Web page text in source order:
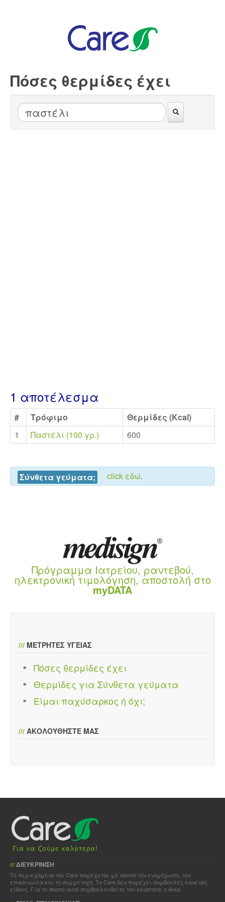
Πόσες θερμίδες έχει
1 αποτέλεσμα
# Τρόφιμο
Θερμίδες (Kcal)
1
Παστέλι (100 γρ.) 600
Σύνθετα γεύματα; click εδώ.
Πρόγραμμα Ιατρείου, ραντεβού,
ηλεκτρονική τιμολόγηση, αποστολή στο
myDATA
/// ΜΕΤΡΗΤΕΣ ΥΓΕΙΑΣ
Πόσες θερμίδες έχει
Θερμίδες για Σύνθετα γεύματα
Είμαι παχύσαρκος ή όχι;
/// ΑΚΟΛΟΥΘΗΣΤΕ ΜΑΣ
/// ΔΙΕΥΚΡΙΝΙΣΗ
Το περιεχόμενο του Care παρέχεται με σκοπό την ενημέρωση, την
επικοινωνία και τη συμμετοχή. Το Care δεν παρέχει συμβουλές κανενός
είδους. Για το σκοπό αυτό συμβουλευθείτε τον εκάστοτε ειδικό.